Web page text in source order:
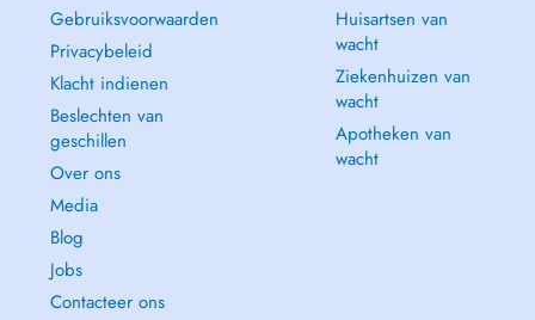
Gebruiksvoorwaarden
Privacybeleid
Klacht indienen
Beslechten van
geschillen
Over ons
Media
Blog
Jobs
Contacteer ons
Huisartsen van
wacht
Ziekenhuizen van
wacht
Apotheken van
wacht